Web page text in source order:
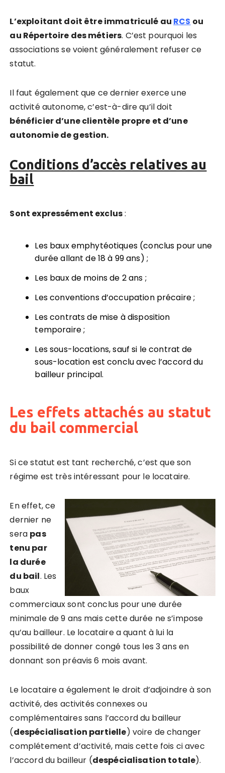
L’exploitant doit être immatriculé au RCS ou
au Répertoire des métiers. C’est pourquoi les
associations se voient généralement refuser ce
statut.
Il faut également que ce dernier exerce une
activité autonome, c’est-à-dire qu’il doit
bénéficier d’une clientèle propre et d’une
autonomie de gestion.
Conditions d’accès relatives au
bail
Sont expressément exclus:
Les baux emphytéotiques (conclus pour une
durée allant de 18 à 99 ans) ;
Les baux de moins de 2 ans ;
Les conventions d’occupation précaire ;
Les contrats de mise à disposition
temporaire ;
Les sous-locations, sauf si le contrat de
sous-location est conclu avec l’accord du
bailleur principal.
Les effets attachés au statut
du bail commercial
Si ce statut est tant recherché, c’est que son
régime est très intéressant pour le locataire.
En effet, ce
dernier ne
sera pas
tenu par
la durée
du bail. Les
baux
commerciaux sont conclus pour une durée
minimale de 9 ans mais cette durée ne s’impose
qu’au bailleur. Le locataire a quant à lui la
possibilité de donner congé tous les 3 ans en
donnant son préavis 6 mois avant.
Le locataire a également le droit d’adjoindre à son
activité, des activités connexes ou
complémentaires sans l’accord du bailleur
(despécialisation partielle) voire de changer
complétement d’activité, mais cette fois ci avec
l’accord du bailleur (despécialisation totale).